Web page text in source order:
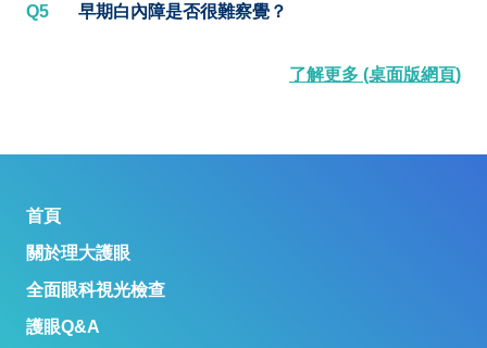
Q5 早期白內障是否很難察覺？
了解更多 (桌面版網頁)
首頁
關於理大護眼
全面眼科視光檢查
護眼Q&A